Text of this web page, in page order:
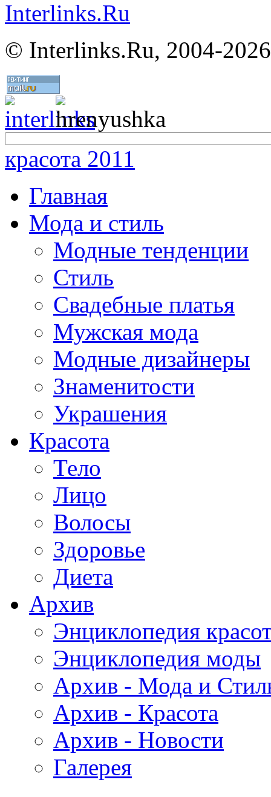
© Interlinks.Ru, 2004-2026
красота 2011
Главная
Мода и стиль
Модные тенденции
Стиль
Свадебные платья
Мужская мода
Модные дизайнеры
Знаменитости
Украшения
Красота
Тело
Лицо
Волосы
Здоровье
Диета
Архив
Энциклопедия
Энциклопедия моды
Архив - Мода и
Архив - Красота
Архив - Новости
Галерея